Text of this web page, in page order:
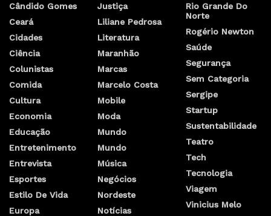
Cândido Gomes
Ceará
Cidades
Ciência
Colunistas
Comida
Cultura
Economia
Educação
Entretenimento
Entrevista
Esportes
Estilo De Vida
Europa
Justiça
Liliane Pedrosa
Literatura
Maranhão
Marcas
Marcelo Costa
Mobile
Moda
Mundo
Mundo
Música
Negócios
Nordeste
Notícias
Rio Grande Do
Norte
Rogério Newton
Saúde
Segurança
Sem Categoria
Sergipe
Startup
Sustentabilidade
Teatro
Tech
Tecnologia
Viagem
Vinicius Melo